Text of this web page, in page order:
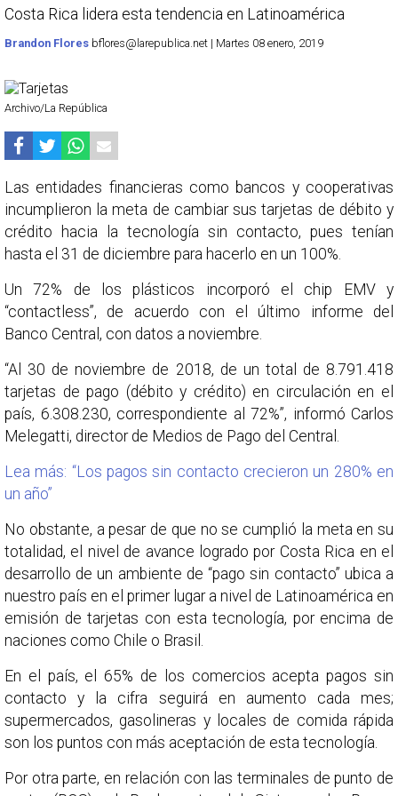
Costa Rica lidera esta tendencia en Latinoamérica
Brandon Flores bflores@larepublica.net | Martes 08 enero, 2019
Archivo/La República
Las entidades financieras como bancos y cooperativas
incumplieron la meta de cambiar sus tarjetas de débito y
crédito hacia la tecnología sin contacto, pues tenían
hasta el 31 de diciembre para hacerlo en un 100%.
Un 72% de los plásticos incorporó el chip EMV y
“contactless”, de acuerdo con el último informe del
Banco Central, con datos a noviembre.
“Al 30 de noviembre de 2018, de un total de 8.791.418
tarjetas de pago (débito y crédito) en circulación en el
país, 6.308.230, correspondiente al 72%”, informó Carlos
Melegatti, director de Medios de Pago del Central.
Lea más: “Los pagos sin contacto crecieron un 280% en
un año”
No obstante, a pesar de que no se cumplió la meta en su
totalidad, el nivel de avance logrado por Costa Rica en el
desarrollo de un ambiente de “pago sin contacto” ubica a
nuestro país en el primer lugar a nivel de Latinoamérica en
emisión de tarjetas con esta tecnología, por encima de
naciones como Chile o Brasil.
En el país, el 65% de los comercios acepta pagos sin
contacto y la cifra seguirá en aumento cada mes;
supermercados, gasolineras y locales de comida rápida
son los puntos con más aceptación de esta tecnología.
Por otra parte, en relación con las terminales de punto de